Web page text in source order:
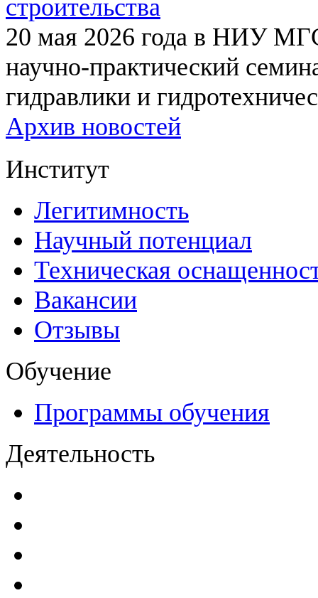
строительства
20 мая 2026 года в НИУ
научно-практический
гидравлики и
Архив новостей
Институт
Легитимность
Научный потенциал
Техническая
Вакансии
Отзывы
Обучение
Программы обучения
Деятельность